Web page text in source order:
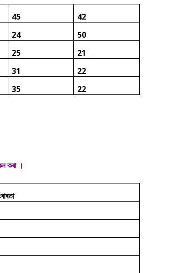
45
42
24
50
25
21
31
22
35
22
কৰা ।